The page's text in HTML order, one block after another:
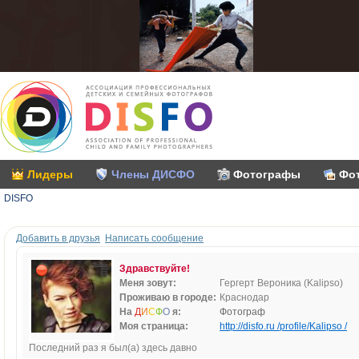
Лидеры Члены ДИСФО Фотографы
DISFO
Добавить в друзья Написать сообщение
Здравствуйте!
Меня зовут:
Гергерт Вероника (Kalipso)
Проживаю в городе: Краснодар
На ДИСФО я:
Фотограф
Моя страница:
http://disfo.ru /profile/Kalipso /
Последний раз я был(а) здесь давно